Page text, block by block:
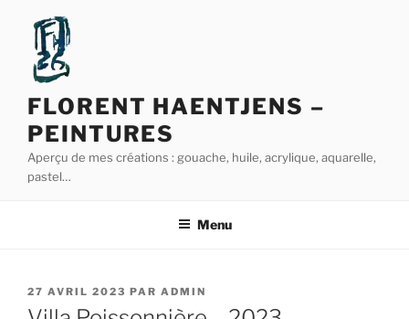
contenu
principal
FLORENT HAENTJENS –
PEINTURES
Aperçu de mes créations : gouache, huile, acrylique, aquarelle,
pastel…
Menu
PUBLIÉ
LE
27 AVRIL 2023 PAR ADMIN